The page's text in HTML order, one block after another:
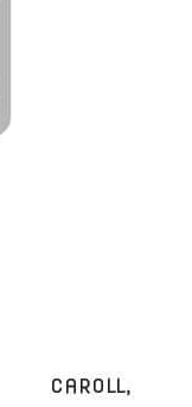
CAROLL,